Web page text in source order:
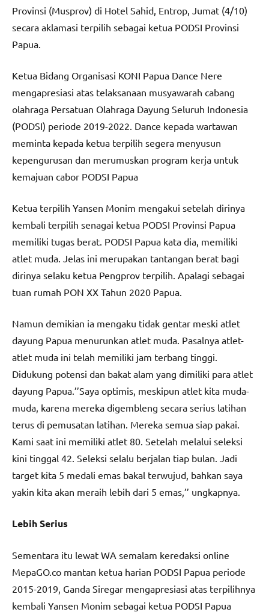
Provinsi (Musprov) di Hotel Sahid, Entrop, Jumat (4/10)
secara aklamasi terpilih sebagai ketua PODSI Provinsi
Papua.
Ketua Bidang Organisasi KONI Papua Dance Nere
mengapresiasi atas telaksanaan musyawarah cabang
olahraga Persatuan Olahraga Dayung Seluruh Indonesia
(PODSI) periode 2019-2022. Dance kepada wartawan
meminta kepada ketua terpilih segera menyusun
kepengurusan dan merumuskan program kerja untuk
kemajuan cabor PODSI Papua
Ketua terpilih Yansen Monim mengakui setelah dirinya
kembali terpilih senagai ketua PODSI Provinsi Papua
memiliki tugas berat. PODSI Papua kata dia, memiliki
atlet muda. Jelas ini merupakan tantangan berat bagi
dirinya selaku ketua Pengprov terpilih. Apalagi sebagai
tuan rumah PON XX Tahun 2020 Papua.
Namun demikian ia mengaku tidak gentar meski atlet
dayung Papua menurunkan atlet muda. Pasalnya atlet-
atlet muda ini telah memiliki jam terbang tinggi.
Didukung potensi dan bakat alam yang dimiliki para atlet
dayung Papua.’’Saya optimis, meskipun atlet kita muda-
muda, karena mereka digembleng secara serius latihan
terus di pemusatan latihan. Mereka semua siap pakai.
Kami saat ini memiliki atlet 80. Setelah melalui seleksi
kini tinggal 42. Seleksi selalu berjalan tiap bulan. Jadi
target kita 5 medali emas bakal terwujud, bahkan saya
yakin kita akan meraih lebih dari 5 emas,’’ ungkapnya.
Lebih Serius
Sementara itu lewat WA semalam keredaksi online
MepaGO.co mantan ketua harian PODSI Papua periode
2015-2019, Ganda Siregar mengapresiasi atas terpilihnya
kembali Yansen Monim sebagai ketua PODSI Papua